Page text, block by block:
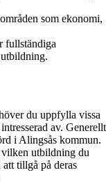
som ekonomi,
fullständiga
du uppfylla vissa
av. Generellt
i Alingsås kommun.
vilken utbildning du
tillgå på deras